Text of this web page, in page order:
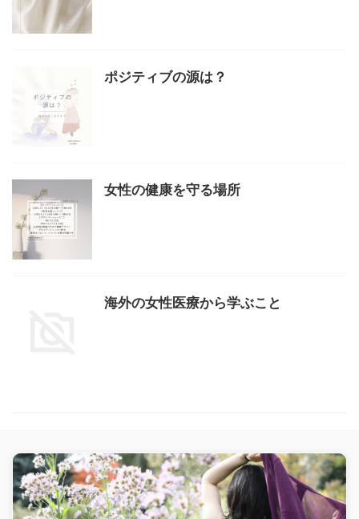
ポジティブの源は？
女性の健康を守る場所
海外の女性医療から学ぶこと